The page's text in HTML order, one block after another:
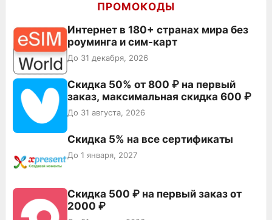
ПРОМОКОДЫ
Интернет в 180+ странах мира без
роуминга и сим-карт
До 31 декабря, 2026
Скидка 50% от 800 ₽ на первый
заказ, максимальная скидка 600 ₽
До 31 августа, 2026
Скидка 5% на все сертификаты
До 1 января, 2027
Скидка 500 ₽ на первый заказ от
2000 ₽